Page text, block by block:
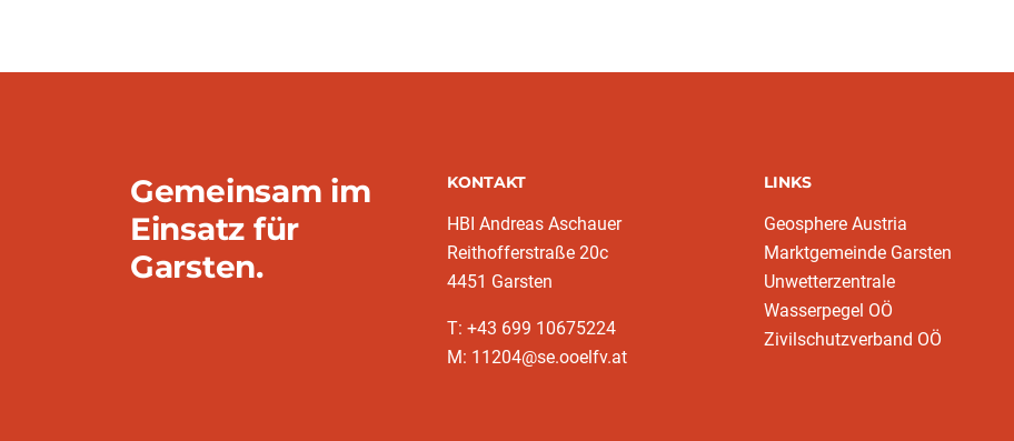
Gemeinsam im
Einsatz für
Garsten.
KONTAKT
HBI Andreas Aschauer
Reithofferstraße 20c
4451 Garsten
T: ‭+43 699 10675224‬
M: 11204@se.ooelfv.at
LINKS
Geosphere Austria
Marktgemeinde Garsten
Unwetterzentrale
Wasserpegel OÖ
Zivilschutzverband OÖ